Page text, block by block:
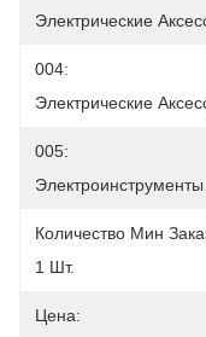
Электрические
004:
Электрические
005:
Количество Мин
1 Шт.
Цена: